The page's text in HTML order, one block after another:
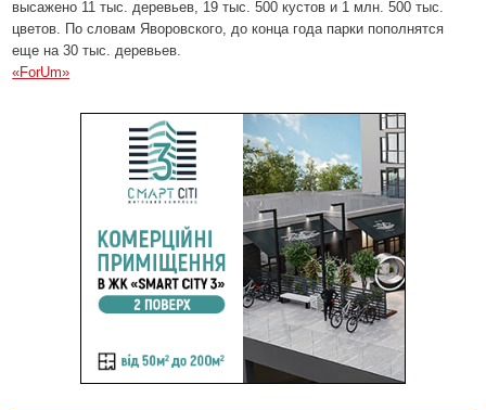
высажено 11 тыс. деревьев, 19 тыс. 500 кустов и 1 млн. 500 тыс.
цветов. По словам Яворовского, до конца года парки пополнятся
еще на 30 тыс. деревьев.
«ForUm»